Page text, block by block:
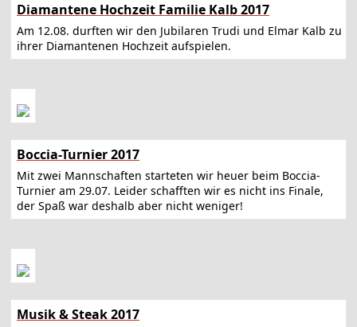
Diamantene Hochzeit Familie Kalb 2017
Am 12.08. durften wir den Jubilaren Trudi und Elmar Kalb zu
ihrer Diamantenen Hochzeit aufspielen.
Boccia-Turnier 2017
Mit zwei Mannschaften starteten wir heuer beim Boccia-
Turnier am 29.07. Leider schafften wir es nicht ins Finale,
der Spaß war deshalb aber nicht weniger!
Musik & Steak 2017